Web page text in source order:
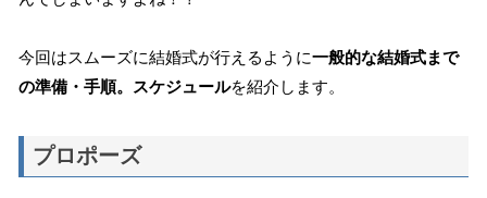
今回はスムーズに結婚式が行えるように一般的な結婚式まで
の準備・手順。スケジュールを紹介します。
プロポーズ